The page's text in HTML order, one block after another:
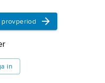
provperiod
in